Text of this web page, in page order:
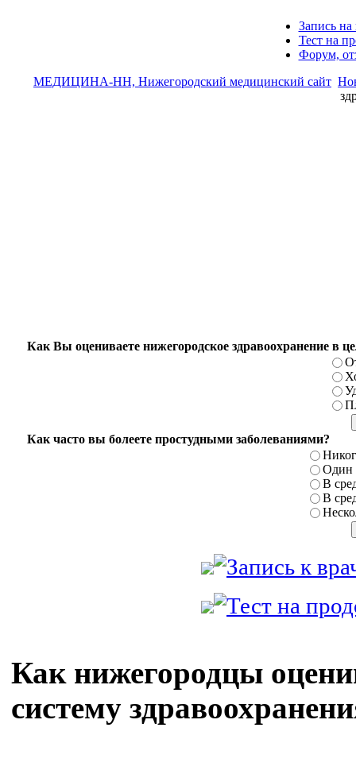
Запись на
Тест на
Форум,
МЕДИЦИНА-НН, Нижегородский медицинский сайт
Как Вы оцениваете нижегородское здравоохранение в
Как часто вы болеете простудными заболеваниями?
Один
В
В
Как нижегородцы
систему